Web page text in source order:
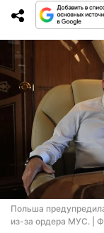
Польша
из-за ордера МУС. |